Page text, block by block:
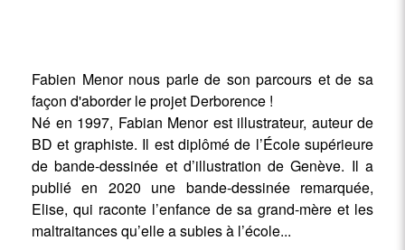
Fabien Menor nous parle de son parcours et de sa
façon d'aborder le projet Derborence !
Né en 1997, Fabian Menor est illustrateur, auteur de
BD et graphiste. Il est diplômé de l’École supérieure
de bande-dessinée et d’illustration de Genève. Il a
publié en 2020 une bande-dessinée remarquée,
Elise, qui raconte l’enfance de sa grand-mère et les
maltraitances qu’elle a subies à l’école...